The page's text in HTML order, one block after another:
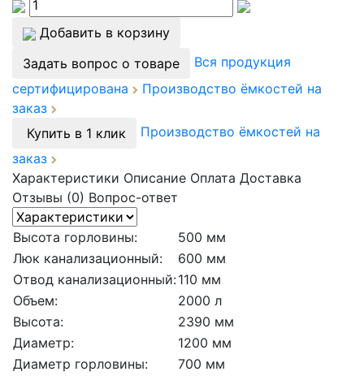
Добавить в корзину
Задать вопрос о товаре
Вся продукция
сертифицирована
Производство ёмкостей на
заказ
Купить в 1 клик
Производство ёмкостей на
заказ
Характеристики Описание Оплата Доставка
Отзывы (0) Вопрос-ответ
Высота горловины:
500 мм
Люк канализационный:
600 мм
Отвод канализационный:110 мм
Объем:
2000 л
Высота:
2390 мм
Диаметр:
1200 мм
Диаметр горловины:
700 мм